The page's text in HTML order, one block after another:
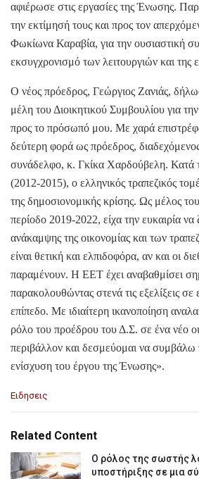
αφιέρωσε στις εργασίες της Ένωσης.
την εκτίμησή τους και προς τον
Φωκίωνα Καραβία, για την ουσιαστική
εκσυγχρονισμό των λειτουργιών και της
Ο νέος πρόεδρος, Γεώργιος Ζανιάς,
μέλη του Διοικητικού Συμβουλίου για
προς το πρόσωπό μου. Με χαρά
δεύτερη φορά ως πρόεδρος,
συνάδελφο, κ. Γκίκα Χαρδούβελη. Κατά
(2012-2015), ο ελληνικός τραπεζικός
της δημοσιονομικής κρίσης. Ως μέλος
περίοδο 2019-2022, είχα την ευκαιρία
ανάκαμψης της οικονομίας και των
είναι θετική και ελπιδοφόρα, αν και οι
παραμένουν. Η ΕΕΤ έχει αναβαθμίσει
παρακολουθώντας στενά τις εξελίξεις
επίπεδο. Με ιδιαίτερη ικανοποίηση
ρόλο του προέδρου του Δ.Σ. σε ένα νέο
περιβάλλον και δεσμεύομαι να συμβάλω
ενίσχυση του έργου της Ένωσης».
C
e
o
r
Ειδησεις
Related Content
Ο ρόλος της σωστής
υποστήριξης σε μια